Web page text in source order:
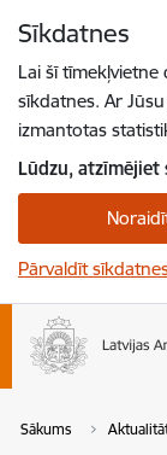
Sīkdatnes
Lai šī
sīkdatnes. Ar
izmantotas
Lūdzu, atzīmējiet
Pārvaldīt
Sākums